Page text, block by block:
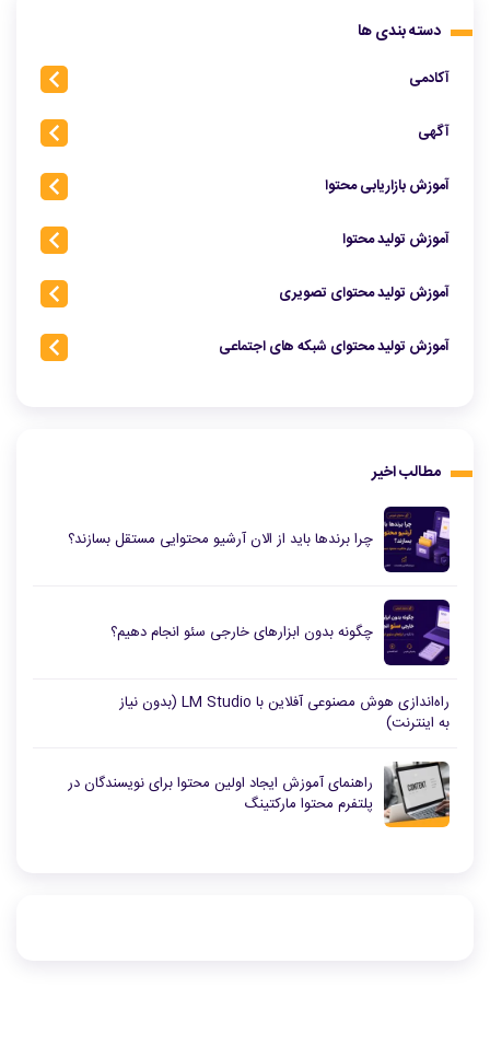
دسته بندی ها
آکادمی
آگهی
آموزش بازاریابی محتوا
آموزش تولید محتوا
آموزش تولید محتوای تصویری
آموزش تولید محتوای شبکه‌ های اجتماعی
مطالب اخیر
چرا برندها باید از الان آرشیو محتوایی مستقل بسازند؟
چگونه بدون ابزارهای خارجی سئو انجام دهیم؟
راه‌اندازی هوش مصنوعی آفلاین با LM Studio (بدون نیاز
به اینترنت)
راهنمای آموزش ایجاد اولین محتوا برای نویسندگان در
پلتفرم محتوا مارکتینگ